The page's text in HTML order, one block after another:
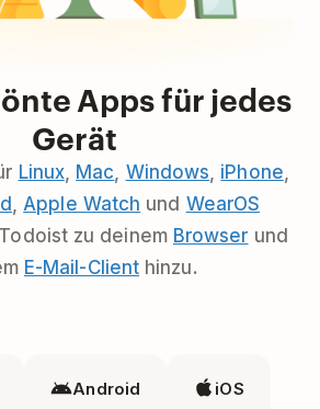
Apps für jedes
Gerät
Linux, Mac Windows iPhone
Apple Watch und WearOS
zu deinem Browser und
E-Mail-Client hinzu.
Android iOS